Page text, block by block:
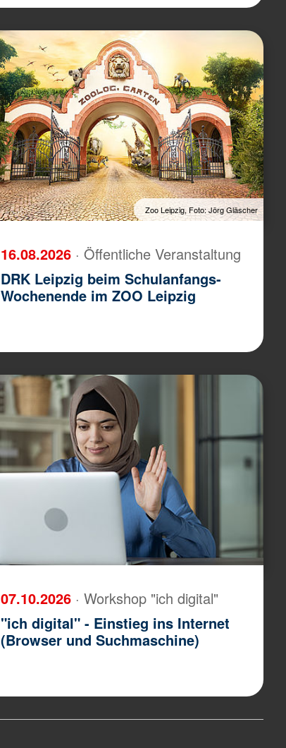
Zoo Leipzig, Foto: Jörg Gläscher
16.08.2026 · Öffentliche Veranstaltung
DRK Leipzig beim Schulanfangs-
Wochenende im ZOO Leipzig
07.10.2026 · Workshop "ich digital"
"ich digital" - Einstieg ins Internet
(Browser und Suchmaschine)